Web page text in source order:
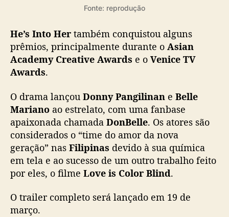
Fonte: reprodução
He’s Into Her também conquistou alguns
prêmios, principalmente durante o Asian
Academy Creative Awards e o Venice TV
Awards.
O drama lançou Donny Pangilinan e Belle
Mariano ao estrelato, com uma fanbase
apaixonada chamada DonBelle. Os atores são
considerados o “time do amor da nova
geração” nas Filipinas devido à sua química
em tela e ao sucesso de um outro trabalho feito
por eles, o filme Love is Color Blind.
O trailer completo será lançado em 19 de
março.